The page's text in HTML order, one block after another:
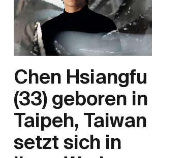
Chen Hsiangfu
(33) geboren in
Taipeh, Taiwan
setzt sich in